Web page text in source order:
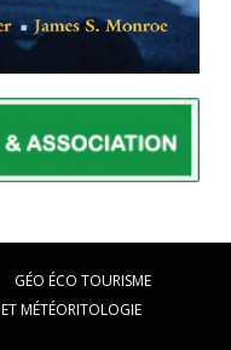
GÉO ÉCO TOURISME
MÉTÉORITOLOGIE